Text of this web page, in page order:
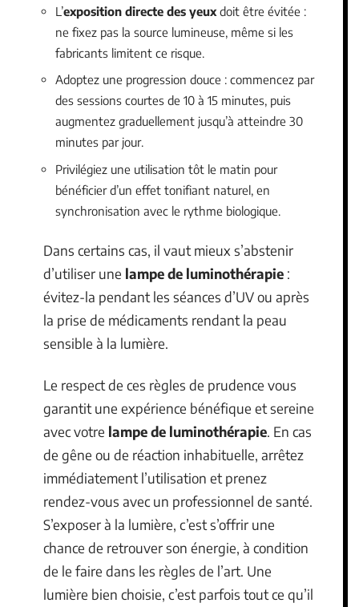
L’exposition directe des yeux doit être évitée :
ne fixez pas la source lumineuse, même si les
fabricants limitent ce risque.
Adoptez une progression douce : commencez par
des sessions courtes de 10 à 15 minutes, puis
augmentez graduellement jusqu’à atteindre 30
minutes par jour.
Privilégiez une utilisation tôt le matin pour
bénéficier d’un effet tonifiant naturel, en
synchronisation avec le rythme biologique.
Dans certains cas, il vaut mieux s’abstenir
d’utiliser une lampe de luminothérapie :
évitez-la pendant les séances d’UV ou après
la prise de médicaments rendant la peau
sensible à la lumière.
Le respect de ces règles de prudence vous
garantit une expérience bénéfique et sereine
avec votre lampe de luminothérapie. En cas
de gêne ou de réaction inhabituelle, arrêtez
immédiatement l’utilisation et prenez
rendez-vous avec un professionnel de santé.
S’exposer à la lumière, c’est s’offrir une
chance de retrouver son énergie, à condition
de le faire dans les règles de l’art. Une
lumière bien choisie, c’est parfois tout ce qu’il